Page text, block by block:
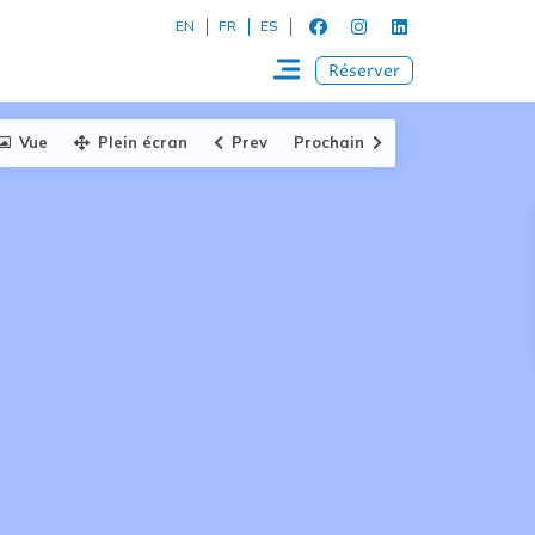
EN FR ES
Réserver
Vue Plein écran Prev Prochain